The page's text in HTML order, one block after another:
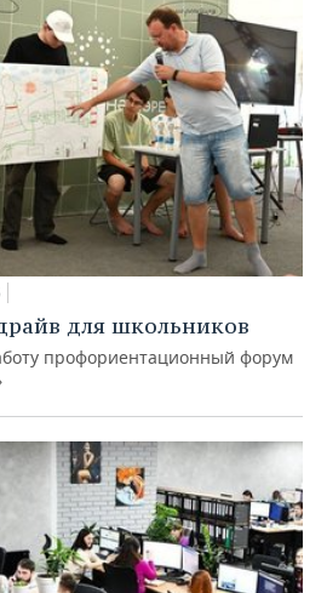
для школьников
профориентационный форум